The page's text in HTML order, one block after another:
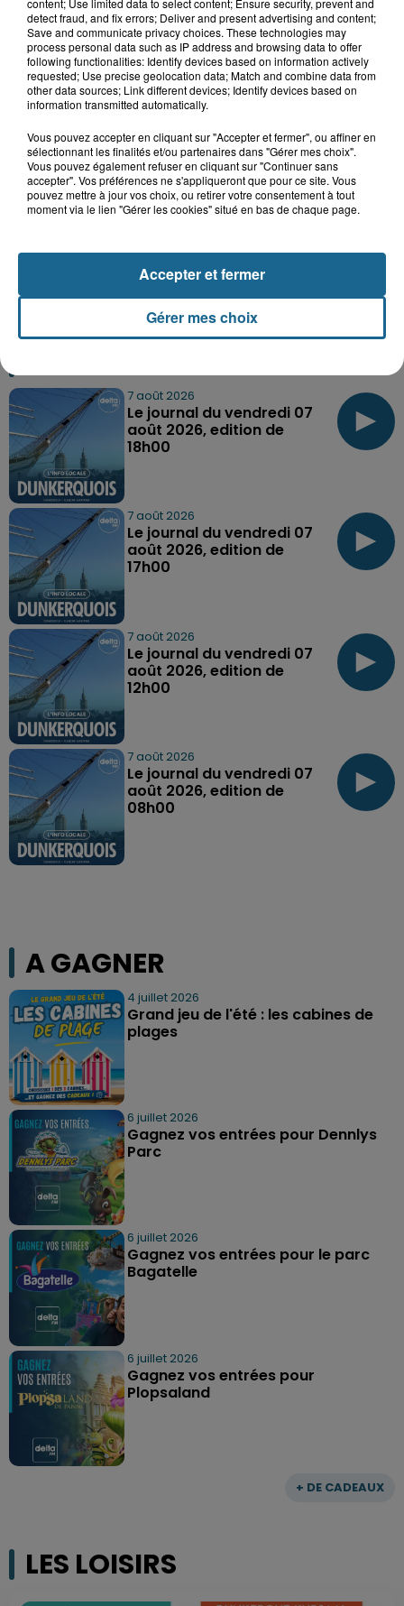
7 août 2026
Foot, Boulogne-sur-Mer : Grégory Thil,
un directeur sportif à...
7 août 2026
Hand : Dunkerque face à l'élite pour
préparer la saison du renouveau
7 août 2026
Le journal du vendredi 07
août 2026, edition de
18h00
7 août 2026
Le journal du vendredi 07
août 2026, edition de
17h00
7 août 2026
Le journal du vendredi 07
août 2026, edition de
12h00
7 août 2026
Le journal du vendredi 07
août 2026, edition de
08h00
A GAGNER
+ DE CADEAUX
4 juillet 2026
Grand jeu de l'été : les cabines de
plages
6 juillet 2026
Gagnez vos entrées pour Dennlys
Parc
6 juillet 2026
Gagnez vos entrées pour le parc
Bagatelle
6 juillet 2026
Gagnez vos entrées pour
Plopsaland
LES LOISIRS
content; Use limited data to select content; Ensure security, prevent and
detect fraud, and fix errors; Deliver and present advertising and content;
Save and communicate privacy choices. These technologies may
process personal data such as IP address and browsing data to offer
following functionalities: Identify devices based on information actively
requested; Use precise geolocation data; Match and combine data from
other data sources; Link different devices; Identify devices based on
information transmitted automatically.
Vous pouvez accepter en cliquant sur "Accepter et fermer", ou affiner en
sélectionnant les finalités et/ou partenaires dans "Gérer mes choix".
Vous pouvez également refuser en cliquant sur "Continuer sans
accepter". Vos préférences ne s'appliqueront que pour ce site. Vous
pouvez mettre à jour vos choix, ou retirer votre consentement à tout
moment via le lien "Gérer les cookies" situé en bas de chaque page.
Gérer mes choix
Accepter et fermer